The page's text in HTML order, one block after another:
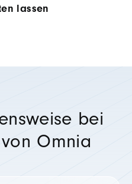
lassen
bei
von Omnia